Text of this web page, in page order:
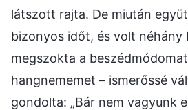
látszott rajta. De miután
bizonyos időt, és volt néhány
megszokta a
hangnememet – ismerőssé
gondolta: „Bár nem vagyunk